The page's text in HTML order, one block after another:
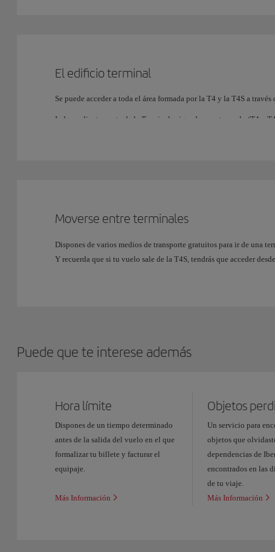
El edificio terminal
Se puede acceder a toda el área formada por la T4 y la T4S a
Independientemente de la Terminal asignada para tu vuelo (T4 y
En el Nivel de Llegadas (Nivel 0), hay seis carriles, con 3
En el Nivel de Salidas (Nivel 1) hay otros seis más, con 3
Moverse entre terminales
Dispones de varios medios de transporte gratuitos para ir de una
Y recuerda que si tu vuelo sale de la T4S, tendrás que acceder
Autobús-lanzadera de conexión entre
Puede que te interese además
Hora límite
Dispones de un tiempo determinado
antes de la salida del vuelo en el que
formalizar tu billete y facturar el
equipaje.
Más Información
Objetos
Un servicio para
objetos que
dependencias de
encontrados en las
de tu viaje.
Más Información